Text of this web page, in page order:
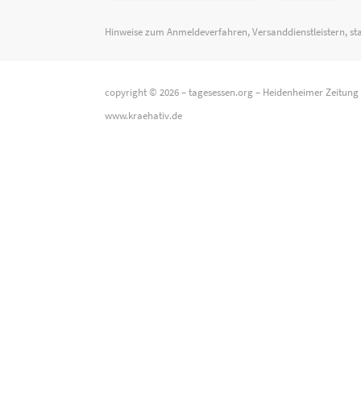
Hinweise zum Anmeldeverfahren, Versanddienstleistern,
copyright © 2026 –tagesessen.org– Heidenheimer Zeitung
www.kraehativ.de